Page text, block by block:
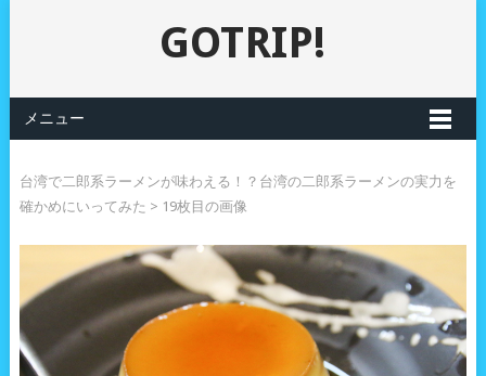
GOTRIP!
メニュー
台湾で二郎系ラーメンが味わえる！？台湾の二郎系ラーメンの実力を
確かめにいってみた > 19枚目の画像